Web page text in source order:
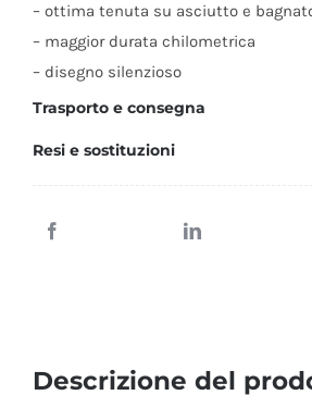
– ottima tenuta su asciutto e
– maggior durata chilometrica
– disegno silenzioso
Trasporto e consegna
Resi e sostituzioni
Descrizione del